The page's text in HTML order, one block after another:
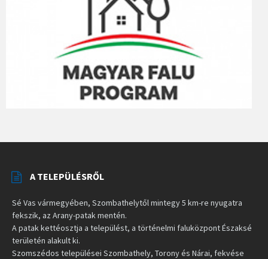
A TELEPÜLÉSRŐL
Sé Vas vármegyében, Szombathelytől mintegy 5 km-re nyugatra
fekszik, az Arany-patak mentén.
A patak kettéosztja a települést, a történelmi faluközpont Északsé
területén alakult ki.
Szomszédos települései Szombathely, Torony és Nárai, fekvése